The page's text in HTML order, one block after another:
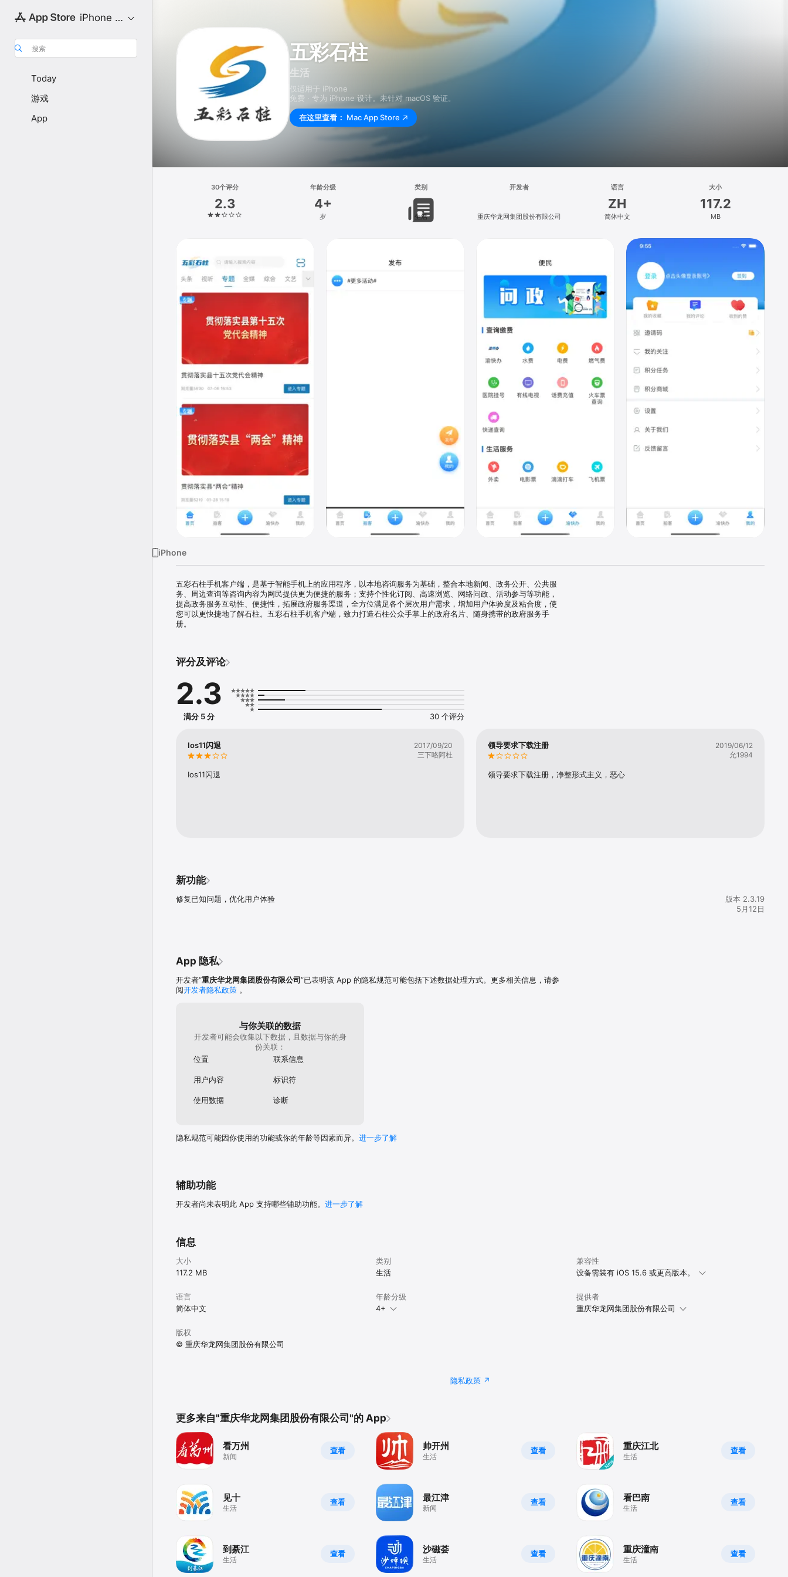
iPhone 专区
搜索
Today
游戏
App
五彩石柱
生活
仅适用于 iPhone
免费 · 专为 iPhone 设计。未针对 macOS 验证。
在这里查看： Mac App Store
30个评分
2.3
年龄分级
4+
岁
类别
生活
开发者
重庆华龙网集团股份有限公司
语言
ZH
简体中文
大小
117.2
MB
iPhone
五彩石柱手机客户端，是基于智能手机上的应用程序，以本地咨询服务为基础，整合本地新闻、政务公开、公共服
务、周边查询等咨询内容为网民提供更为便捷的服务；支持个性化订阅、高速浏览、网络问政、活动参与等功能，
提高政务服务互动性、便捷性，拓展政府服务渠道，全方位满足各个层次用户需求，增加用户体验度及粘合度，使
您可以更快捷地了解石柱。五彩石柱手机客户端，致力打造石柱公众手掌上的政府名片、随身携带的政府服务手
册。
评分及评论
2.3
满分 5 分 30 个评分
Ios11闪退
2017/09/20
三下咯阿杜
Ios11闪退
领导要求下载注册
2019/06/12
允1994
领导要求下载注册，净整形式主义，恶心
新功能
修复已知问题，优化用户体验
版本 2.3.19
5月12日
App 隐私
开发者“重庆华龙网集团股份有限公司”已表明该 App 的隐私规范可能包括下述数据处理方式。更多相关信息，请参
阅开发者隐私政策 。
与你关联的数据
开发者可能会收集以下数据，且数据与你的身
份关联：
位置
联系信息
用户内容 标识符
使用数据 诊断
隐私规范可能因你使用的功能或你的年龄等因素而异。 进一步了解
辅助功能
开发者尚未表明此 App 支持哪些辅助功能。 进一步了解
信息
大小
117.2 MB
类别
生活
兼容性
设备需装有 iOS 15.6 或更高版本。
语言
简体中文
年龄分级
4+
提供者
重庆华龙网集团股份有限公司
版权
© 重庆华龙网集团股份有限公司
隐私政策
更多来自"重庆华龙网集团股份有限公司"的 App
查看
看万州
新闻
查看
见十
生活
查看
到綦江
生活
查看
帅开州
生活
查看
最江津
新闻
查看
沙磁荟
生活
查看
重庆江北
生活
查看
看巴南
生活
查看
重庆潼南
生活